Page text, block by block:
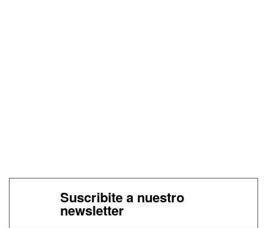
Suscribite a nuestro
newsletter